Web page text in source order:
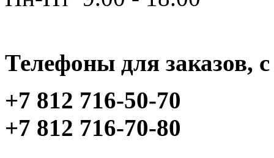
Телефоны для заказов,
+7 812 716-50-70
+7 812 716-70-80